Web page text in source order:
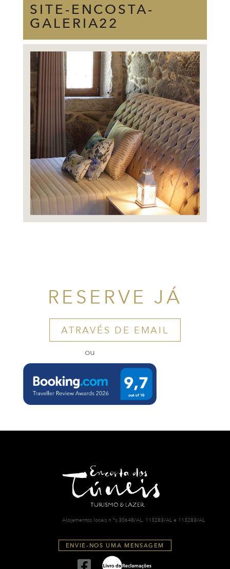
SITE-ENCOSTA-
GALERIA22
RESERVE JÁ
ATRAVÉS DE EMAIL
ou
Alojamentos locais n.ºs 30648/AL, 113283/AL e 113283/AL
ENVIE-NOS UMA MENSAGEM